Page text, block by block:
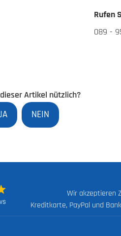
Rufen
089 -
Artikel nützlich?
NEIN
Wir akzeptieren
Kreditkarte, PayPal und